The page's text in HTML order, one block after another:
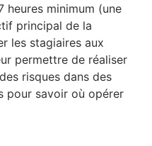
heures minimum (une
principal de la
les stagiaires aux
permettre de réaliser
risques dans des
pour savoir où opérer